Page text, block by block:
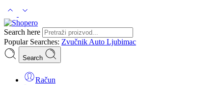
Search here
Popular Searches: Zvučnik Auto Ljubimac
Search
Račun